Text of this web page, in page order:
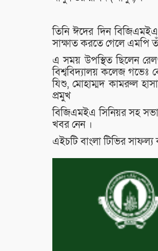
তিনি ঈদের দিন
সাক্ষাত করতে গেলে এমপি
এ সময় উপস্থিত ছিলেন
বিশ্ববিদ্যালয় কলেজ গভেঃ
যিশু, মোহাম্মদ কামরুল
প্রমুখ
বিজিএমইএ সিনিয়র সহ
খবর নেন ।
এইচটি বাংলা টিভির সাফল্য